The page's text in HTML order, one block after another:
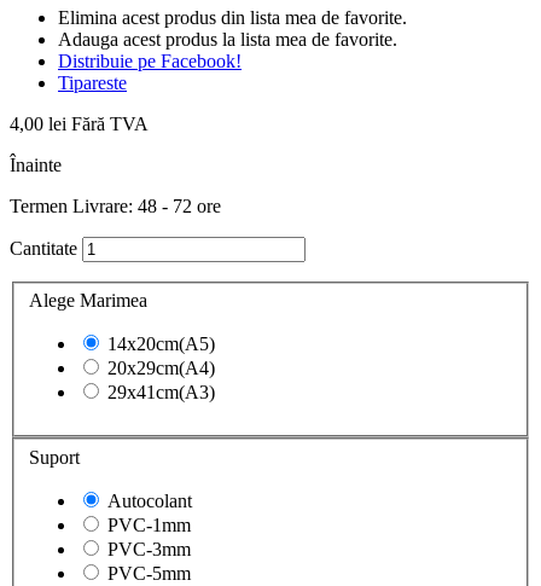
Elimina acest produs din lista mea de favorite.
Adauga acest produs la lista mea de favorite.
Distribuie pe Facebook!
Tipareste
4,00 lei Fără TVA
Înainte
Termen Livrare: 48 - 72 ore
Cantitate
Alege Marimea
14x20cm(A5)
20x29cm(A4)
29x41cm(A3)
Suport
Autocolant
PVC-1mm
PVC-3mm
PVC-5mm